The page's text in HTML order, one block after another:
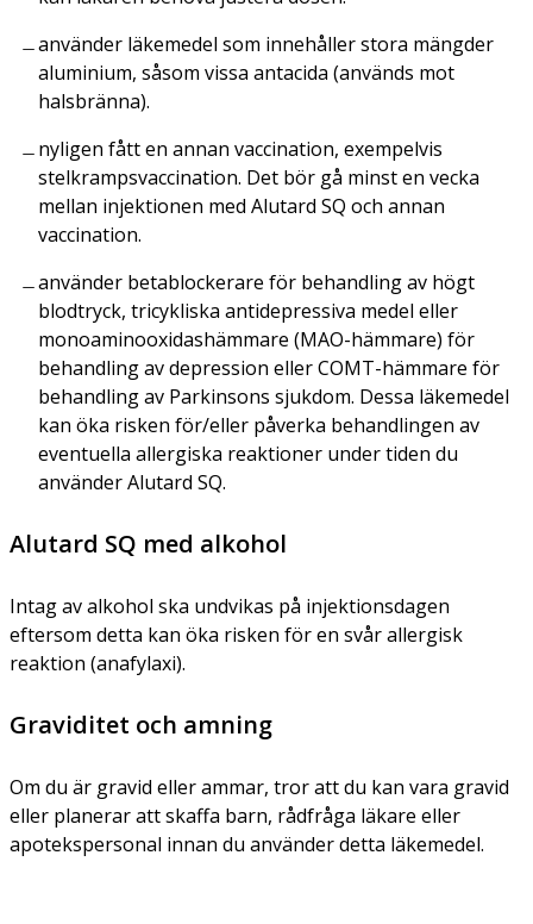
använder läkemedel som innehåller stora mängder
aluminium, såsom vissa antacida (används mot
halsbränna).
nyligen fått en annan vaccination, exempelvis
stelkrampsvaccination. Det bör gå minst en vecka
mellan injektionen med Alutard SQ och annan
vaccination.
använder betablockerare för behandling av högt
blodtryck, tricykliska antidepressiva medel eller
monoaminooxidashämmare (MAO-hämmare) för
behandling av depression eller COMT-hämmare för
behandling av Parkinsons sjukdom. Dessa läkemedel
kan öka risken för/eller påverka behandlingen av
eventuella allergiska reaktioner under tiden du
använder Alutard SQ.
Alutard SQ med alkohol
Intag av alkohol ska undvikas på injektionsdagen
eftersom detta kan öka risken för en svår allergisk
reaktion (anafylaxi).
Graviditet och amning
Om du är gravid eller ammar, tror att du kan vara gravid
eller planerar att skaffa barn, rådfråga läkare eller
apotekspersonal innan du använder detta läkemedel.